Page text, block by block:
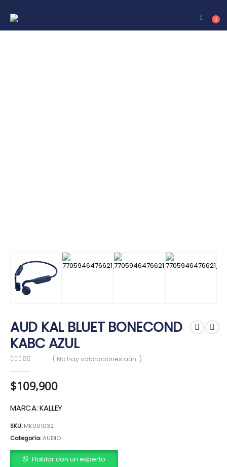
AUD KAL BLUET BONECOND
KABC AZUL
( No hay valoraciones aún. )
$109,900
MARCA: KALLEY
SKU:MK001032
Categoría:AUDIO
Hablar con un experto